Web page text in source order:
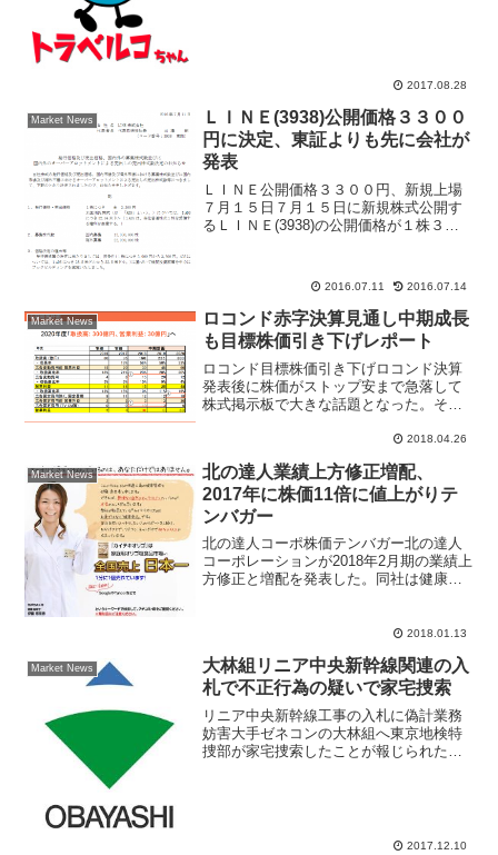
2017.08.28
Market News
ＬＩＮＥ(3938)公開価格３３００
円に決定、東証よりも先に会社が
発表
ＬＩＮＥ公開価格３３００円、新規上場
７月１５日７月１５日に新規株式公開す
るＬＩＮＥ(3938)の公開価格が１株３３
だが、日米同時上場の為、珍しく会社側
が東証よりも先に発...
2016.07.11 2016.07.14
Market News
ロコンド赤字決算見通し中期成長
も目標株価引き下げレポート
ロコンド目標株価引き下げロコンド決算
発表後に株価がストップ安まで急落して
株式掲示板で大きな話題となった。その
が、再び株価下落のボラティリティが大
で、ロコンド目標株価...
2018.04.26
Market News
北の達人業績上方修正増配、
2017年に株価11倍に値上がりテ
ンバガー
北の達人コーポ株価テンバガー北の達人
コーポレーションが2018年2月期の業績上
方修正と増配を発表した。同社は健康美
ン株価は11倍に値上がり「テンバガー」
2018.01.13
Market News
大林組リニア中央新幹線関連の入
札で不正行為の疑いで家宅捜索
リニア中央新幹線工事の入札に偽計業務
妨害大手ゼネコンの大林組へ東京地検特
捜部が家宅捜索したことが報じられた。
2017.12.10